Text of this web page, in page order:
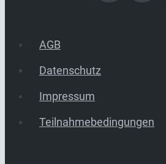
AGB
Datenschutz
Impressum
Teilnahmebedingungen